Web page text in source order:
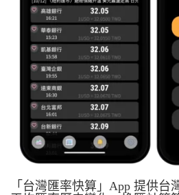
「台灣匯率快算」App 提供台